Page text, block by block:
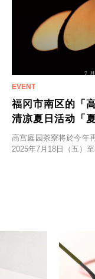
福冈市南区的「
清凉夏日活动「
高宫庭园茶寮将於今年
2025年7月18日（五）